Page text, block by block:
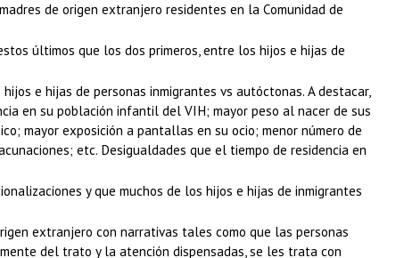
de origen extranjero residentes en la Comunidad de
últimos que los dos primeros, entre los hijos e hijas de
e hijas de personas inmigrantes vs autóctonas. A destacar,
en su población infantil del VIH; mayor peso al nacer de sus
mayor exposición a pantallas en su ocio; menor número de
etc. Desigualdades que el tiempo de residencia en
y que muchos de los hijos e hijas de inmigrantes
extranjero con narrativas tales como que las personas
del trato y la atención dispensadas, se les trata con